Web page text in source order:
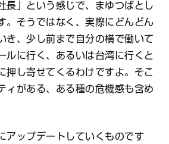
長」という感じで、まゆつばとし
。そうではなく、実際にどんどん
き、少し前まで自分の横で働いて
ルに行く、あるいは台湾に行くと
押し寄せてくるわけですよ。そこ
ィがある、ある種の危機感も含め
ップデートしていくものです